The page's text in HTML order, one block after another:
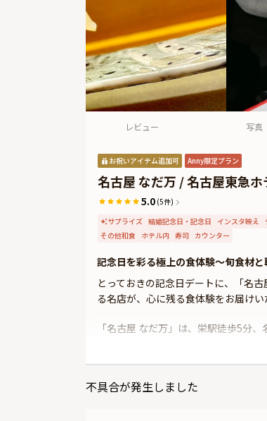
レビュー 写真
お祝いアイテム追加可 Anny限定プラン
名古屋 なだ万 / 名古屋東急ホ
5.0 (5件)
サプライズ 結婚記念日・記念日 インスタ映え
その他和食 ホテル内 寿司 カウンター
記念日を彩る極上の食体験〜旬食材
とっておきの記念日デートに、「名
る名店が、心に残る食体験をお届けい
「名古屋 なだ万」は、栄駅徒歩5分
ごす特別なひとときに最適です。お
本プランでお召し上がりいただくの
不具合が発生しました